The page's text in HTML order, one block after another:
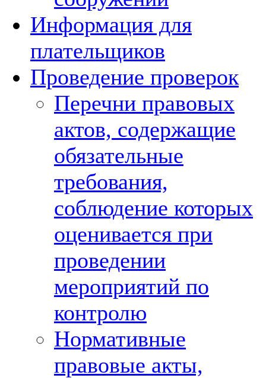
Информация для
плательщиков
Проведение проверок
Перечни правовых
актов, содержащие
обязательные
требования,
соблюдение которых
оценивается при
проведении
мероприятий по
контролю
Нормативные
правовые акты,